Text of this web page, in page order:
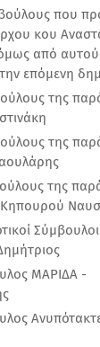
που
κου
από
επόμενη
της
της
της
ΜΑΡΙΔΑ -